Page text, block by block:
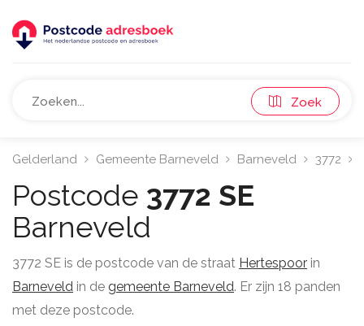
Zoek
Gelderland Gemeente Barneveld Barneveld 3772
Postcode 3772 SE
Barneveld
3772 SE is de postcode van de straat Hertespoor in
Barneveld in de gemeente Barneveld. Er zijn 18 panden
met deze postcode.